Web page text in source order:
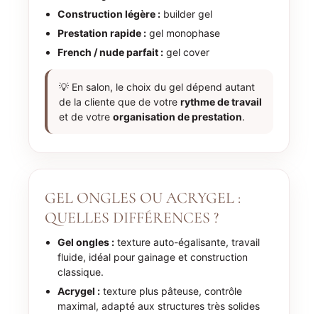
Construction légère : builder gel
Prestation rapide : gel monophase
French / nude parfait : gel cover
💡 En salon, le choix du gel dépend autant
de la cliente que de votre rythme de travail
et de votre organisation de prestation.
GEL ONGLES OU ACRYGEL :
QUELLES DIFFÉRENCES ?
Gel ongles : texture auto-égalisante, travail
fluide, idéal pour gainage et construction
classique.
Acrygel : texture plus pâteuse, contrôle
maximal, adapté aux structures très solides